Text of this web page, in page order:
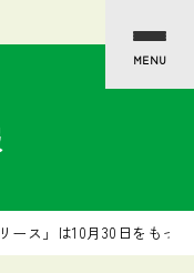
ース」は10月30日をもっ